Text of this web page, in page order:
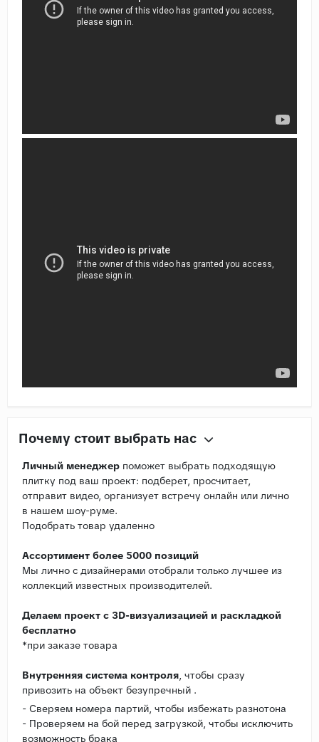
Почему стоит выбрать нас
Личный менеджер поможет выбрать подходящую
плитку под ваш проект: подберет, просчитает,
отправит видео, организует встречу онлайн или лично
в нашем шоу-руме.
Подобрать товар удаленно
Ассортимент более 5000 позиций
Мы лично с дизайнерами отобрали только лучшее из
коллекций известных производителей.
Делаем проект с 3D-визуализацией и раскладкой
бесплатно
*при заказе товара
Внутренняя система контроля, чтобы сразу
привозить на объект безупречный .
- Сверяем номера партий, чтобы избежать разнотона
- Проверяем на бой перед загрузкой, чтобы исключить
возможность брака